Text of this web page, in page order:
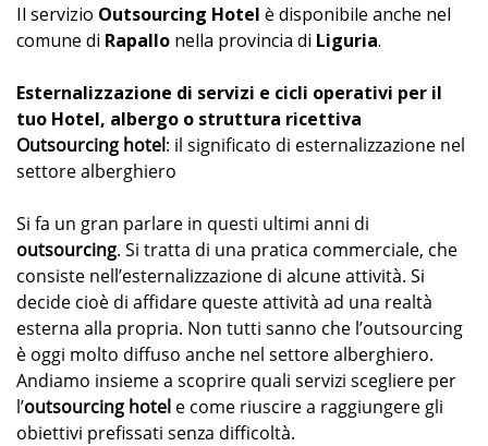
Il servizio Outsourcing Hotel è disponibile anche nel
comune di Rapallo nella provincia di Liguria.
Esternalizzazione di servizi e cicli operativi per il
tuo Hotel, albergo o struttura ricettiva
Outsourcing hotel: il significato di esternalizzazione nel
settore alberghiero
Si fa un gran parlare in questi ultimi anni di
outsourcing. Si tratta di una pratica commerciale, che
consiste nell’esternalizzazione di alcune attività. Si
decide cioè di affidare queste attività ad una realtà
esterna alla propria. Non tutti sanno che l’outsourcing
è oggi molto diffuso anche nel settore alberghiero.
Andiamo insieme a scoprire quali servizi scegliere per
l’outsourcing hotel e come riuscire a raggiungere gli
obiettivi prefissati senza difficoltà.